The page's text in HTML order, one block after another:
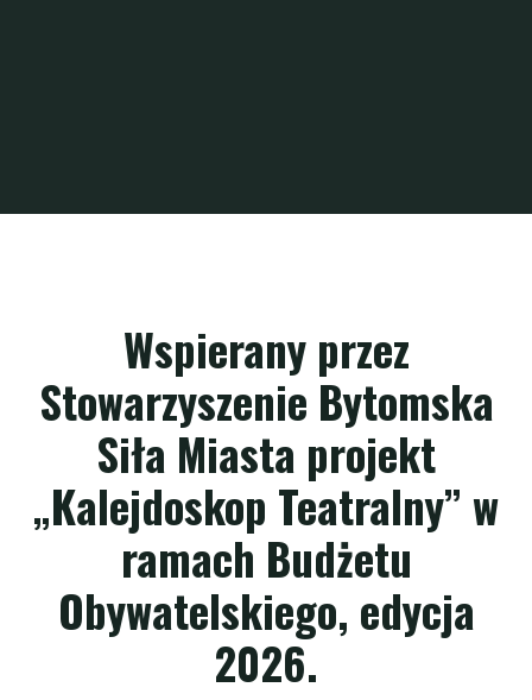
Wspierany przez
Stowarzyszenie Bytomska
Siła Miasta projekt
„Kalejdoskop Teatralny” w
ramach Budżetu
Obywatelskiego, edycja
2026.